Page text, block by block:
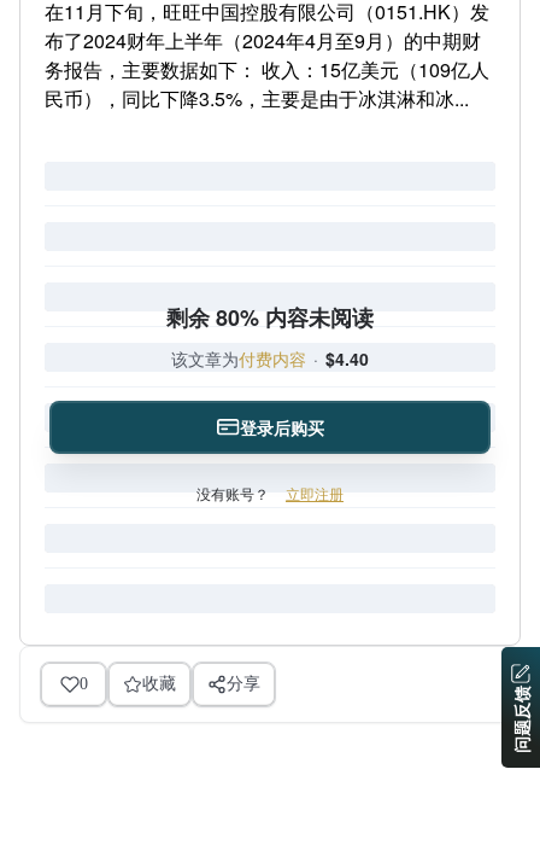
在11月下旬，旺旺中国控股有限公司（0151.HK）发
布了2024财年上半年（2024年4月至9月）的中期财
务报告，主要数据如下： 收入：15亿美元（109亿人
民币），同比下降3.5%，主要是由于冰淇淋和冰...
剩余 80% 内容未阅读
该文章为付费内容 · $4.40
登录后购买
没有账号？ 立即注册
0 收藏 分享
问题反馈